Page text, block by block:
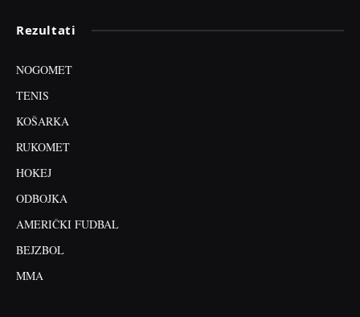
Rezultati
NOGOMET
TENIS
KOŠARKA
RUKOMET
HOKEJ
ODBOJKA
AMERIČKI FUDBAL
BEJZBOL
MMA